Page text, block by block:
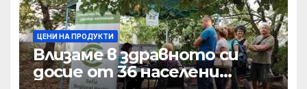
ЦЕНИ НА ПРОДУКТИ
Влизаме в здравното си
досие от 36 населени